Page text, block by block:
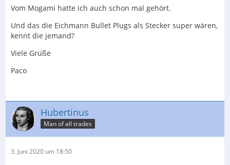
Vom Mogami hatte ich auch schon mal gehört.
Und das die Eichmann Bullet Plugs als Stecker super wären,
kennt die jemand?
Viele Grüße
Paco
Hubertinus
Man of all trades
3. Juni 2020 um 18:50